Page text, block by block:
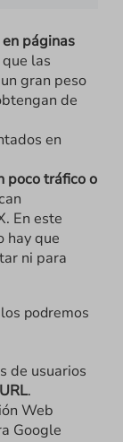
páginas
las
gran peso
de
en
poco tráfico o
En este
hay que
ni para
podremos
de usuarios
.
Web
Google